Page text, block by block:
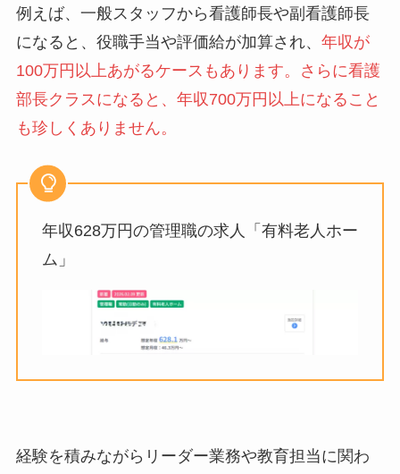
例えば、一般スタッフから看護師長や副看護師長
になると、役職手当や評価給が加算され、 年収が
100万円以上あがるケースもあります。さらに看護
部長クラスになると、年収700万円以上になること
も珍しくありません。
年収628万円の管理職の求人「有料老人ホー
ム」
経験を積みながらリーダー業務や教育担当に関わ